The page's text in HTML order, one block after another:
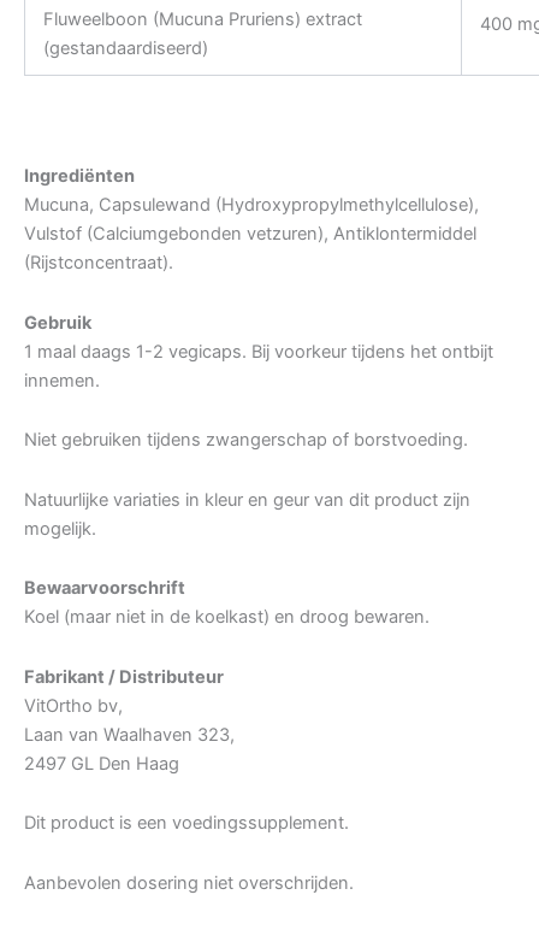
Fluweelboon (Mucuna Pruriens) extract
(gestandaardiseerd)
400
Ingrediënten
Mucuna, Capsulewand (Hydroxypropylmethylcellulose),
Vulstof (Calciumgebonden vetzuren), Antiklontermiddel
(Rijstconcentraat).
Gebruik
1 maal daags 1-2 vegicaps. Bij voorkeur tijdens het ontbijt
innemen.
Niet gebruiken tijdens zwangerschap of borstvoeding.
Natuurlijke variaties in kleur en geur van dit product zijn
mogelijk.
Bewaarvoorschrift
Koel (maar niet in de koelkast) en droog bewaren.
Fabrikant / Distributeur
VitOrtho bv,
Laan van Waalhaven 323,
2497 GL Den Haag
Dit product is een voedingssupplement.
Aanbevolen dosering niet overschrijden.